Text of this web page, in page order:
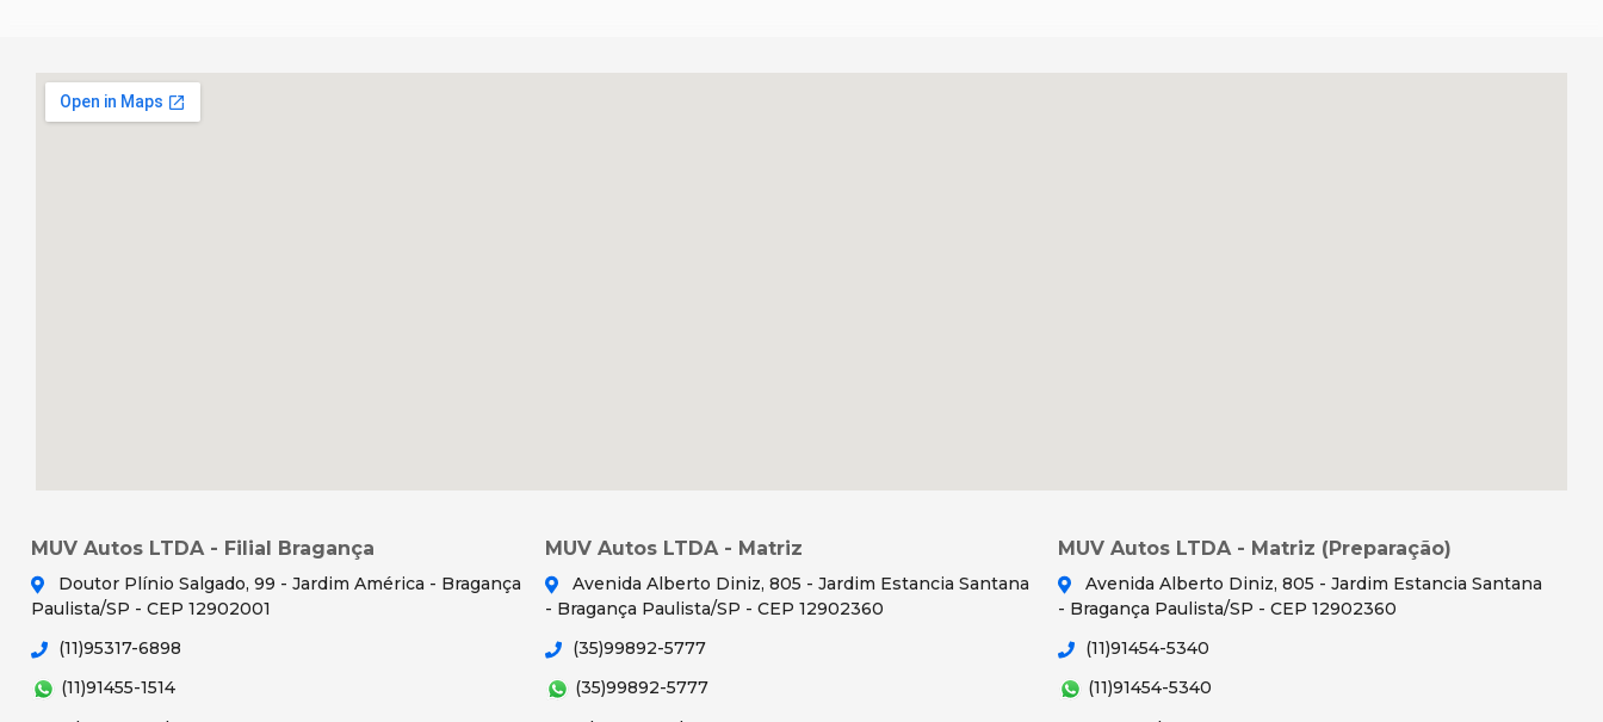
MUV Autos LTDA - Filial Bragança
Doutor Plínio Salgado, 99 - Jardim América - Bragança
Paulista/SP - CEP 12902001
(11)95317-6898
(11)91455-1514
MUV Autos LTDA - Matriz
Avenida Alberto Diniz, 805 - Jardim Estancia Santana
- Bragança Paulista/SP - CEP 12902360
(35)99892-5777
(35)99892-5777
MUV Autos LTDA - Matriz (Preparação)
Avenida Alberto Diniz, 805 - Jardim Estancia Santana
- Bragança Paulista/SP - CEP 12902360
(11)91454-5340
(11)91454-5340